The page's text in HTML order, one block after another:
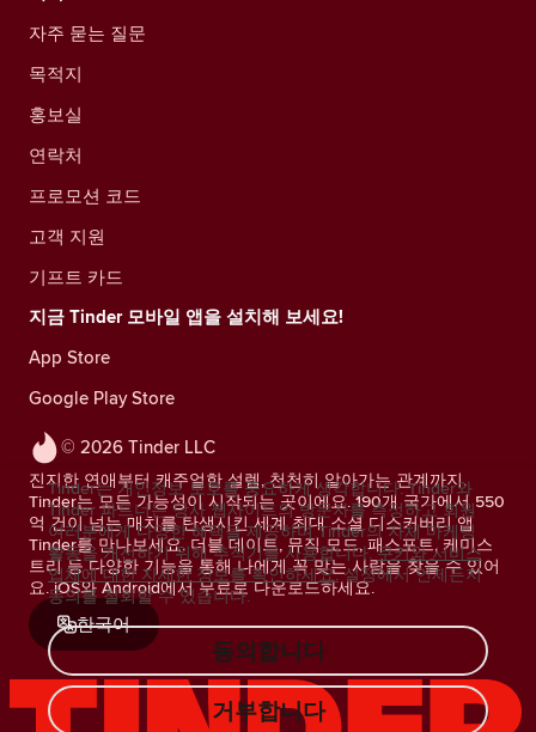
© 2026 Tinder LLC
진지한 연애부터 캐주얼한 설렘, 천천히 알아가는 관계까지.
Tinder는 모든 가능성이 시작되는 곳이에요. 190개 국가에서 550
억 건이 넘는 매치를 탄생시킨 세계 최대 소셜 디스커버리 앱
Tinder를 만나보세요. 더블 데이트, 뮤직 모드, 패스포트, 케미스
트리 등 다양한 기능을 통해 나에게 꼭 맞는 사람을 찾을 수 있어
요. iOS와 Android에서 무료로 다운로드하세요.
한국어
자주 묻는 질문
목적지
홍보실
연락처
프로모션 코드
고객 지원
기프트 카드
지금 Tinder 모바일 앱을 설치해 보세요!
App Store
Google Play Store
Tinder는 개인정보 보호를 중요하게 생각합니다. Tinder와
Tinder 파트너는 당사 웹사이트의 방문자를 측정하고 회원
여러분에게 다양한 혜택을 제공하며 Tinder의 자체 마케팅
활동을 개선하기 위해 추적기를 사용합니다. 쿠키와 서비스
업체에 대한 자세한 정보를 확인하세요. 설정에서 언제든지
동의를 철회할 수 있습니다.
동의합니다
거부합니다